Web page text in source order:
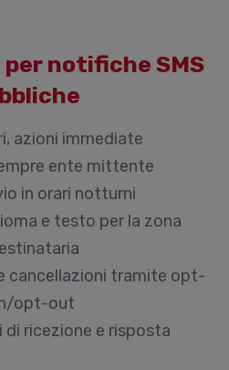
notifiche SMS
azioni immediate
ente mittente
in orari notturni
e testo per la zona
cancellazioni tramite opt-
opt-out
di ricezione e risposta